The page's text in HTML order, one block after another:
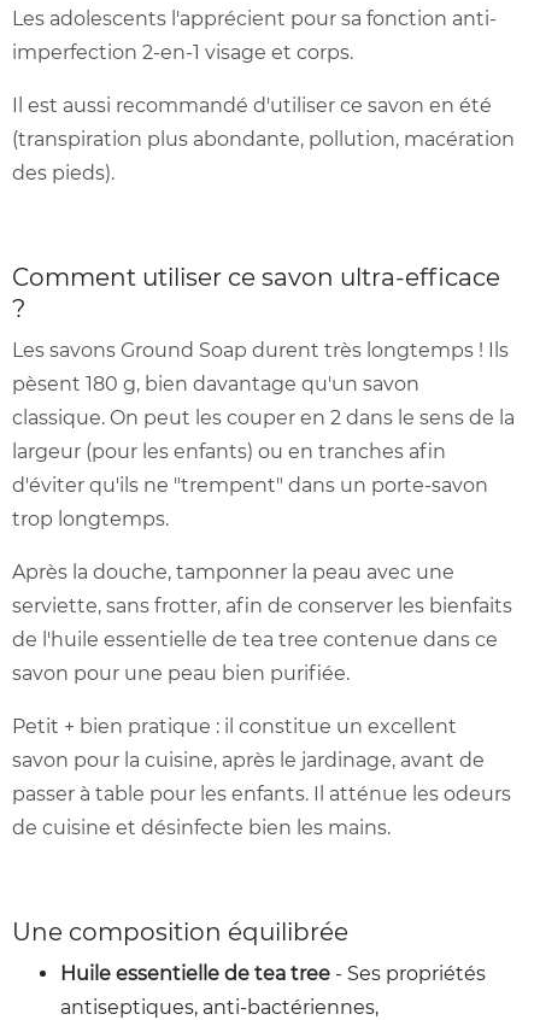
Les adolescents l'apprécient pour sa fonction anti-
imperfection 2-en-1 visage et corps.
Il est aussi recommandé d'utiliser ce savon en été
(transpiration plus abondante, pollution, macération
des pieds).
Comment utiliser ce savon ultra-efficace
?
Les savons Ground Soap durent très longtemps ! Ils
pèsent 180 g, bien davantage qu'un savon
classique. On peut les couper en 2 dans le sens de la
largeur (pour les enfants) ou en tranches afin
d'éviter qu'ils ne "trempent" dans un porte-savon
trop longtemps.
Après la douche, tamponner la peau avec une
serviette, sans frotter, afin de conserver les bienfaits
de l'huile essentielle de tea tree contenue dans ce
savon pour une peau bien purifiée.
Petit + bien pratique : il constitue un excellent
savon pour la cuisine, après le jardinage, avant de
passer à table pour les enfants. Il atténue les odeurs
de cuisine et désinfecte bien les mains.
Une composition équilibrée
Huile essentielle de tea tree - Ses propriétés
antiseptiques, anti-bactériennes,